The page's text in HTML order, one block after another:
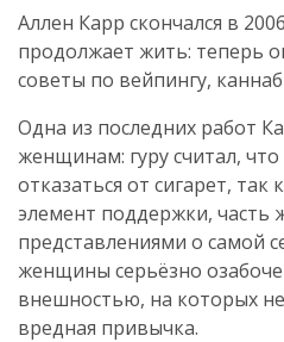
Аллен Карр скончался в
продолжает жить: теперь
советы по вейпингу,
Одна из последних работ
женщинам: гуру считал,
отказаться от сигарет, так
элемент поддержки, часть
представлениями о самой
женщины серьёзно
внешностью, на которых
вредная привычка.